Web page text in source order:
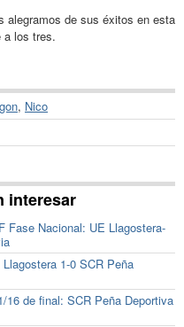
alegramos de sus éxitos en esta
a los tres.
, Nico
interesar
Fase Nacional: UE Llagostera-
1-0 SCR Peña
16 de final: SCR Peña Deportiva